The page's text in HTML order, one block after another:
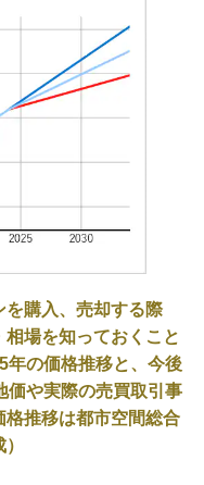
を購入、売却する際
場を知っておくこと
年の価格推移と、今後
価や実際の売買取引事
推移は都市空間総合